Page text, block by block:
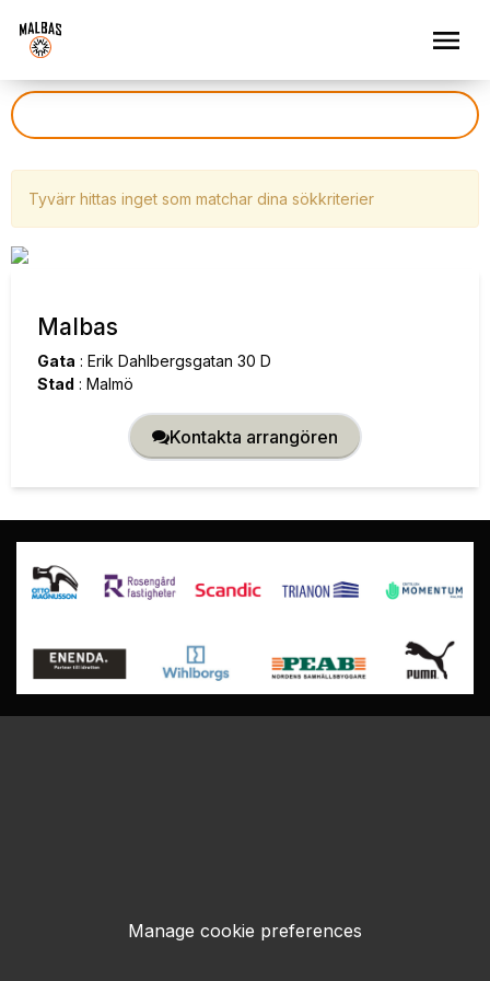
Tyvärr hittas inget som matchar dina sökkriterier
Malbas
Gata : Erik Dahlbergsgatan 30 D
Stad : Malmö
Kontakta arrangören
Manage cookie preferences